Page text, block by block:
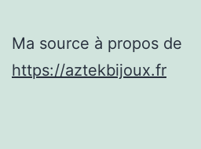
Ma source à propos de
https://aztekbijoux.fr